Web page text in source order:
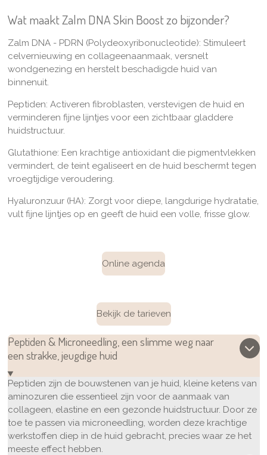
Wat maakt Zalm DNA Skin Boost zo bijzonder?
Zalm DNA - PDRN (Polydeoxyribonucleotide): Stimuleert
celvernieuwing en collageenaanmaak, versnelt
wondgenezing en herstelt beschadigde huid van
binnenuit.
Peptiden: Activeren fibroblasten, verstevigen de huid en
verminderen fijne lijntjes voor een zichtbaar gladdere
huidstructuur.
Glutathione: Een krachtige antioxidant die pigmentvlekken
vermindert, de teint egaliseert en de huid beschermt tegen
vroegtijdige veroudering.
Hyaluronzuur (HA): Zorgt voor diepe, langdurige hydratatie,
vult fijne lijntjes op en geeft de huid een volle, frisse glow.
Online agenda
Bekijk de tarieven
Peptiden & Microneedling, een slimme weg naar
een strakke, jeugdige huid
Peptiden zijn de bouwstenen van je huid, kleine ketens van
aminozuren die essentieel zijn voor de aanmaak van
collageen, elastine en een gezonde huidstructuur. Door ze
toe te passen via microneedling, worden deze krachtige
werkstoffen diep in de huid gebracht, precies waar ze het
meeste effect hebben.